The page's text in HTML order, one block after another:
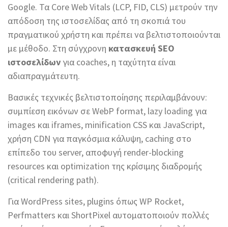
Google. Τα Core Web Vitals (LCP, FID, CLS) μετρούν την
απόδοση της ιστοσελίδας από τη σκοπιά του
πραγματικού χρήστη και πρέπει να βελτιστοποιούνται
με μέθοδο. Στη σύγχρονη κατασκευή SEO
ιστοσελίδωνγια coaches, η ταχύτητα είναι
αδιαπραγμάτευτη.
Βασικές τεχνικές βελτιστοποίησης περιλαμβάνουν:
συμπίεση εικόνων σε WebP format, lazy loading για
images και iframes, minification CSS και JavaScript,
χρήση CDN για παγκόσμια κάλυψη, caching στο
επίπεδο του server, αποφυγή render-blocking
resources και optimization της κρίσιμης διαδρομής
(critical rendering path).
Για WordPress sites, plugins όπως WP Rocket,
Perfmatters και ShortPixel αυτοματοποιούν πολλές